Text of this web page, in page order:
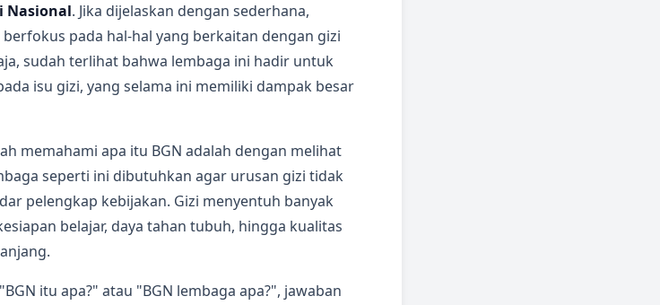
Nasional. Jika dijelaskan dengan sederhana,
pada hal-hal yang berkaitan dengan gizi
sudah terlihat bahwa lembaga ini hadir untuk
isu gizi, yang selama ini memiliki dampak besar
memahami apa itu BGN adalah dengan melihat
seperti ini dibutuhkan agar urusan gizi tidak
pelengkap kebijakan. Gizi menyentuh banyak
belajar, daya tahan tubuh, hingga kualitas
itu apa?" atau "BGN lembaga apa?", jawaban